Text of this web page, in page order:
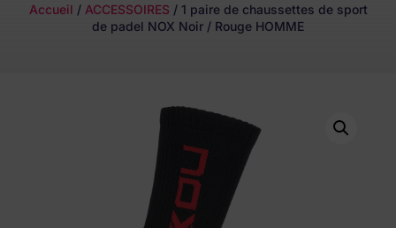
Accueil / ACCESSOIRES / 1 paire de chaussettes de sport
de padel NOX Noir / Rouge HOMME